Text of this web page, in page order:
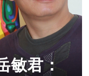
敏君：